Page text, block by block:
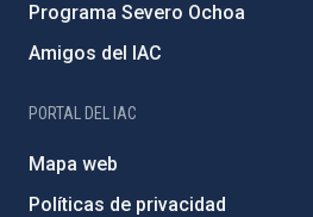
Programa Severo Ochoa
Amigos del IAC
PORTAL DEL IAC
Mapa web
Políticas de privacidad